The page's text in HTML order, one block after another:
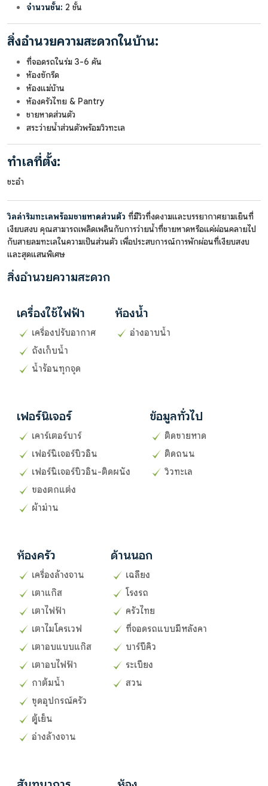
จำนวนชั้น: 2 ชั้น
สิ่งอำนวยความสะดวกในบ้าน:
ที่จอดรถในร่ม 3-6 คัน
ห้องซักรีด
ห้องแม่บ้าน
ห้องครัวไทย & Pantry
ชายหาดส่วนตัว
สระว่ายน้ำส่วนตัวพร้อมวิวทะเล
ทำเลที่ตั้ง:
ชะอำ
วิลล่าริมทะเลพร้อมชายหาดส่วนตัว ที่มีวิวที่งดงามและบรรยากาศยามเย็นที่
เงียบสงบ คุณสามารถเพลิดเพลินกับการว่ายน้ำที่ชายหาดหรือแค่ผ่อนคลายไป
กับสายลมทะเลในความเป็นส่วนตัว เพื่อประสบการณ์การพักผ่อนที่เงียบสงบ
และสุดแสนพิเศษ
สิ่งอำนวยความสะดวก
เครื่องใช้ไฟฟ้า
เครื่องปรับอากาศ
ถังเก็บน้ำ
น้ำร้อนทุกจุด
ห้องน้ำ
อ่างอาบน้ำ
เฟอร์นิเจอร์
เคาร์เตอร์บาร์
เฟอร์นิเจอร์บิวอิน
เฟอร์นิเจอร์บิวอิน-ติดผนัง
ของตกแต่ง
ผ้าม่าน
ข้อมูลทั่วไป
ติดชายหาด
ติดถนน
วิวทะเล
ห้องครัว
เครื่องล้างจาน
เตาแก๊ส
เตาไฟฟ้า
เตาไมโครเวฟ
เตาอบแบบแก๊ส
เตาอบไฟฟ้า
กาต้มน้ำ
ชุดอุปกรณ์ครัว
ตู้เย็น
อ่างล้างจาน
ด้านนอก
เฉลียง
โรงรถ
ครัวไทย
ที่จอดรถแบบมีหลังคา
บาร์บีคิว
ระเบียง
สวน